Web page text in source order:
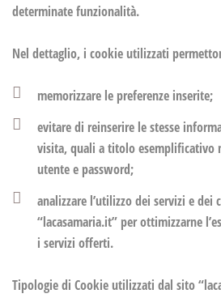
determinate funzionalità.
Nel dettaglio, i cookie utilizzati
memorizzare le preferenze inserite;
evitare di reinserire le stesse
visita, quali a titolo esemplificativo
utente e password;
analizzare l’utilizzo dei servizi e
“lacasamaria.it” per ottimizzarne
i servizi offerti.
Tipologie di Cookie utilizzati dal sito